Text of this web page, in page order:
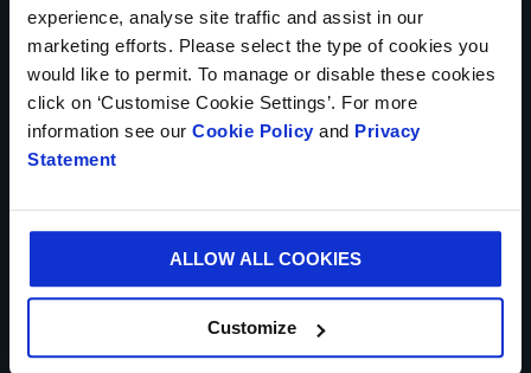
experience, analyse site traffic and assist in our
marketing efforts. Please select the type of cookies you
would like to permit. To manage or disable these cookies
click on ‘Customise Cookie Settings’. For more
information see our Cookie Policy and Privacy
Statement
ALLOW ALL COOKIES
Customize
Cargar archivo
Sí, deseo recibir información actualizada de Smurfit
Kappa y acepto el contenido de ladeclaración de privacidad.
vínculo que aparece en los correos electrónicos que recibas.
Tiene el derecho de objetar, en cualquier momento, sobre el